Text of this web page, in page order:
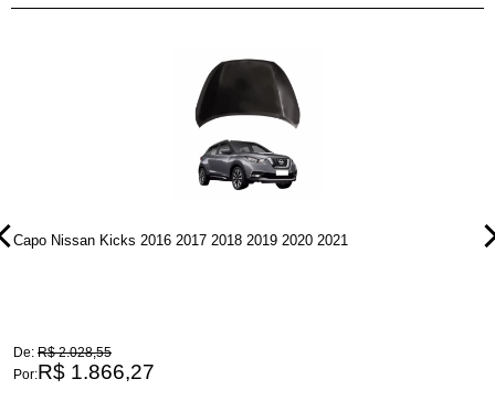
Capo Nissan Kicks 2016 2017 2018 2019 2020 2021
De: R$ 2.028,55
Por:R$ 1.866,27